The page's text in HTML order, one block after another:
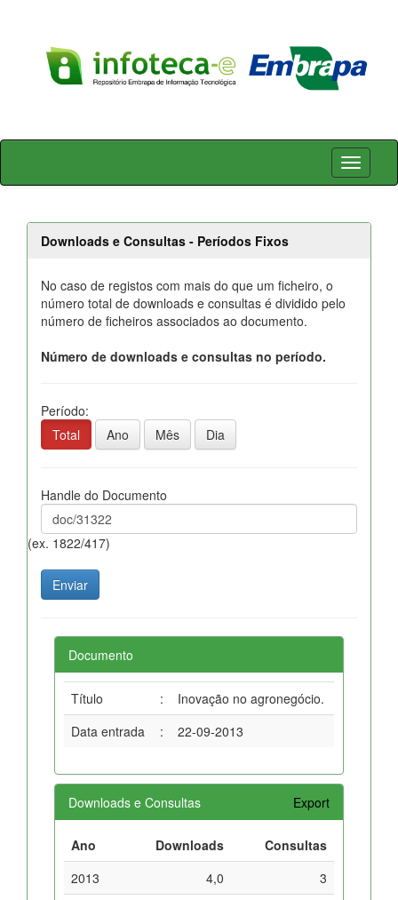
Skip
Downloads e Consultas - Períodos Fixos
No caso de registos com mais do que um ficheiro, o
número total de downloads e consultas é dividido pelo
número de ficheiros associados ao documento.
Número de downloads e consultas no período.
Período:
Total
Ano Mês Dia
Handle do Documento
(ex. 1822/417)
Documento
Título :
Inovação no agronegócio.
Data entrada
: 22-09-2013
Downloads e Consultas Export
Ano Downloads
Consultas
2013
4,0
3